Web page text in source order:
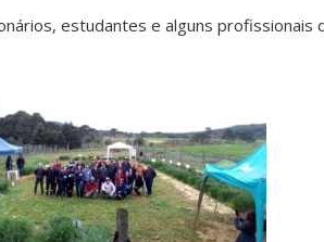
estudantes e alguns profissionais